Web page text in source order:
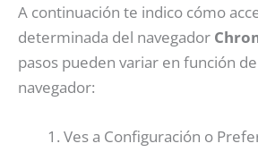
A continuación te indico cómo
determinada del navegador
pasos pueden variar en función
navegador:
Ves a Configuración o